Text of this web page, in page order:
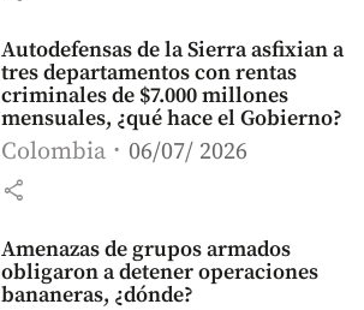
Autodefensas de la Sierra asfixian a
tres departamentos con rentas
criminales de $7.000 millones
mensuales, ¿qué hace el Gobierno?
Colombia 06/07/ 2026
share
Amenazas de grupos armados
obligaron a detener operaciones
bananeras, ¿dónde?